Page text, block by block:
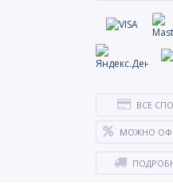
ВСЕ
МОЖНО